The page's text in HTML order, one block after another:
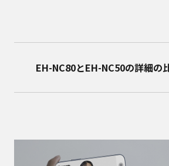
EH-NC80とEH-NC50の詳細の